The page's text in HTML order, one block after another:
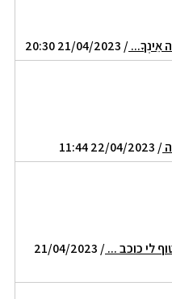
אֵינְךָ.../ 21/04/2023 20:30
/ 22/04/2023 11:44
לי כוכב ...
/ 21/04/2023